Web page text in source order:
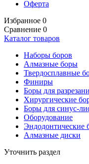
Оферта
Избранное 0
Сравнение 0
Каталог товаров
Наборы боров
Алмазные боры
Твердосплавные
Финиры
Боры для
Хирургические
Боры для синус-
Оборудование
Эндодонтические
Алмазные диски
Уточнить раздел